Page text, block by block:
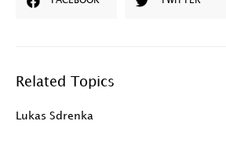
Related Topics
Lukas Sdrenka